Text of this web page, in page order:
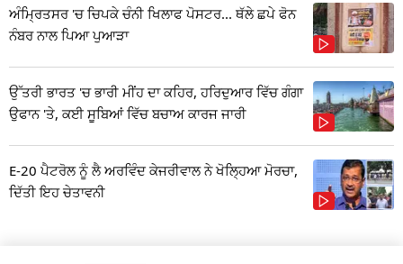
ਅੰਮ੍ਰਿਤਸਰ 'ਚ ਚਿਪਕੇ ਚੰਨੀ ਖਿਲਾਫ ਪੋਸਟਰ... ਥੱਲੇ ਛਪੇ ਫੋਨ
ਨੰਬਰ ਨਾਲ ਪਿਆ ਪੁਆੜਾ
ਉੱਤਰੀ ਭਾਰਤ 'ਚ ਭਾਰੀ ਮੀਂਹ ਦਾ ਕਹਿਰ, ਹਰਿਦੁਆਰ ਵਿੱਚ ਗੰਗਾ
ਉਫਾਨ 'ਤੇ, ਕਈ ਸੂਬਿਆਂ ਵਿੱਚ ਬਚਾਅ ਕਾਰਜ ਜਾਰੀ
E-20 ਪੈਟਰੋਲ ਨੂੰ ਲੈ ਅਰਵਿੰਦ ਕੇਜਰੀਵਾਲ ਨੇ ਖੋਲ੍ਹਿਆ ਮੋਰਚਾ,
ਦਿੱਤੀ ਇਹ ਚੇਤਾਵਨੀ